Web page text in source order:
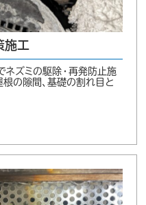
施工
ズミの駆除・再発防止施
の隙間、基礎の割れ目と